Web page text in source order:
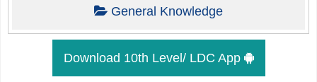
General Knowledge
Download 10th Level/ LDC App